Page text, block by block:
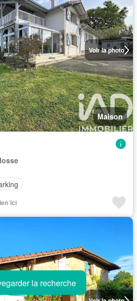
Voir la photo
Maison
la recherche